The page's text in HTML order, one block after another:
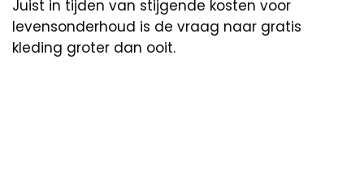
Juist in tijden van stijgende kosten voor
levensonderhoud is de vraag naar gratis
kleding groter dan ooit.